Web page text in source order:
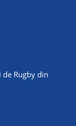
Rugby din